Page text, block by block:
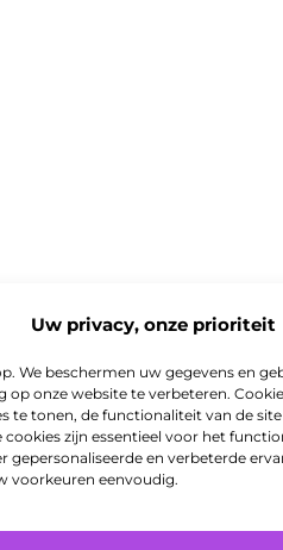
Uw privacy, onze prioriteit
We beschermen uw gegevens en
onze website te verbeteren.
te tonen, de functionaliteit van de
cookies zijn essentieel voor het
gepersonaliseerde en verbeterde
voorkeuren eenvoudig.